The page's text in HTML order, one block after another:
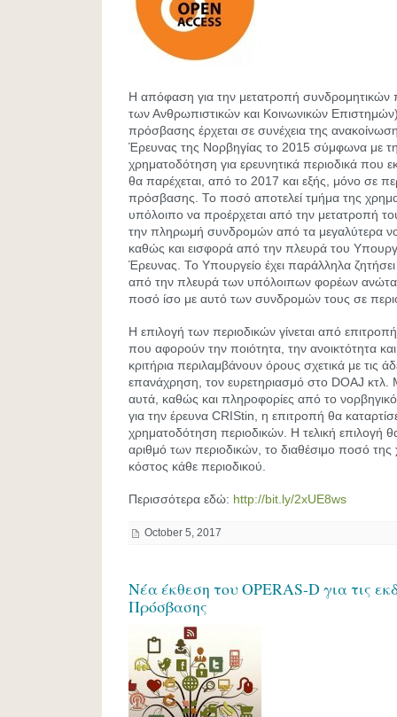
Η απόφαση για την μετατροπή συνδρομητικών
των Ανθρωπιστικών και Κοινωνικών Επιστημών)
πρόσβασης έρχεται σε συνέχεια της
Έρευνας της Νορβηγίας το 2015 σύμφωνα με
χρηματοδότηση για ερευνητικά περιοδικά που
θα παρέχεται, από το 2017 και εξής, μόνο σε
πρόσβασης. Το ποσό αποτελεί τμήμα της
υπόλοιπο να προέρχεται από την μετατροπή
την πληρωμή συνδρομών από τα μεγαλύτερα
καθώς και εισφορά από την πλευρά του
Έρευνας. Το Υπουργείο έχει παράλληλα
από την πλευρά των υπόλοιπων φορέων
ποσό ίσο με αυτό των συνδρομών τους σε
Η επιλογή των περιοδικών γίνεται από
που αφορούν την ποιότητα, την ανοικτότητα
κριτήρια περιλαμβάνουν όρους σχετικά με τις
επανάχρηση, τον ευρετηριασμό στο DOAJ κτλ.
αυτά, καθώς και πληροφορίες από το
για την έρευνα CRIStin, η επιτροπή θα
χρηματοδότηση περιοδικών. Η τελική επιλογή
αριθμό των περιοδικών, το διαθέσιμο ποσό
κόστος κάθε περιοδικού.
Περισσότερα εδώ: http://bit.ly/2xUE8ws
October 5, 2017
Νέα έκθεση του OPERAS-D για τις
Πρόσβασης